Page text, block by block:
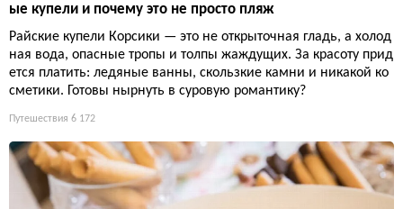
ые купели и почему это не просто пляж
Райские купели Корсики — это не открыточная гладь, а холод
ная вода, опасные тропы и толпы жаждущих. За красоту прид
ется платить: ледяные ванны, скользкие камни и никакой ко
сметики. Готовы нырнуть в суровую романтику?
Путешествия 6 172